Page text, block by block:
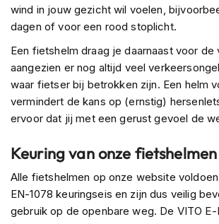
H
e
m
e
n
e
t
o
n
n
e
i
wind in jouw gezicht wil voelen,
dagen of voor een rood stoplicht.
Een fietshelm draag je daarnaast voor de
aangezien er nog altijd veel
waar fietser bij betrokken zijn. Een helm
vermindert de kans op (ernstig)
ervoor dat jij met een gerust gevoel de
Keuring van onze
Alle fietshelmen op onze website voldoen
EN-1078 keuringseis en zijn dus veilig
gebruik op de openbare weg. De VITO